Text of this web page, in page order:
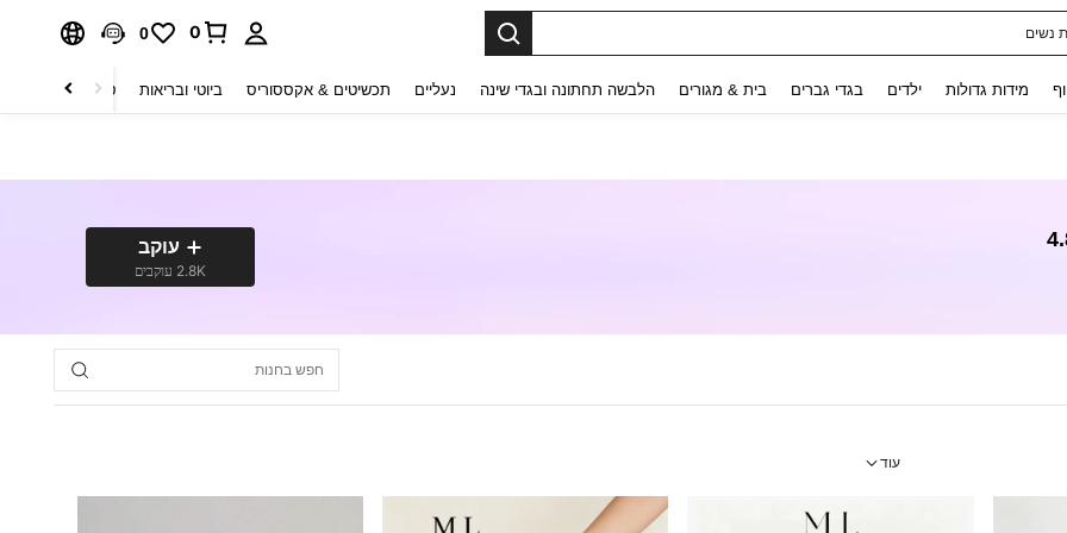
נשים
0
0
מידות גדולות ילדים בגדי גברים בית & מגורים הלבשה תחתונה ובגדי שינה נעליים תכשיטים & אקססוריס ביוטי ובריאות טקסטיל לבית
עוקב
2.8K עוקבים
עוד